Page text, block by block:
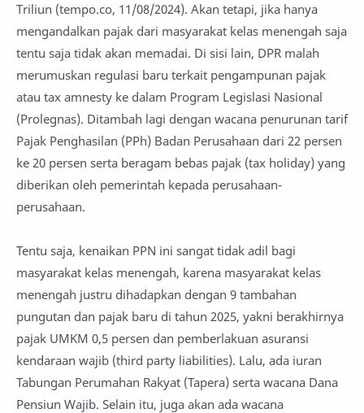
Triliun (tempo.co, 11/08/2024). Akan tetapi, jika hanya
mengandalkan pajak dari masyarakat kelas menengah saja
tentu saja tidak akan memadai. Di sisi lain, DPR malah
merumuskan regulasi baru terkait pengampunan pajak
atau tax amnesty ke dalam Program Legislasi Nasional
(Prolegnas). Ditambah lagi dengan wacana penurunan tarif
Pajak Penghasilan (PPh) Badan Perusahaan dari 22 persen
ke 20 persen serta beragam bebas pajak (tax holiday) yang
diberikan oleh pemerintah kepada perusahaan-
perusahaan.
Tentu saja, kenaikan PPN ini sangat tidak adil bagi
masyarakat kelas menengah, karena masyarakat kelas
menengah justru dihadapkan dengan 9 tambahan
pungutan dan pajak baru di tahun 2025, yakni berakhirnya
pajak UMKM 0,5 persen dan pemberlakuan asuransi
kendaraan wajib (third party liabilities). Lalu, ada iuran
Tabungan Perumahan Rakyat (Tapera) serta wacana Dana
Pensiun Wajib. Selain itu, juga akan ada wacana